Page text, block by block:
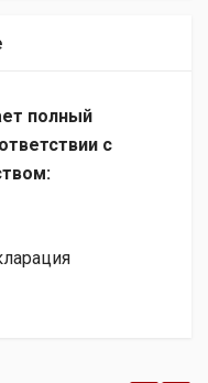
полный
с